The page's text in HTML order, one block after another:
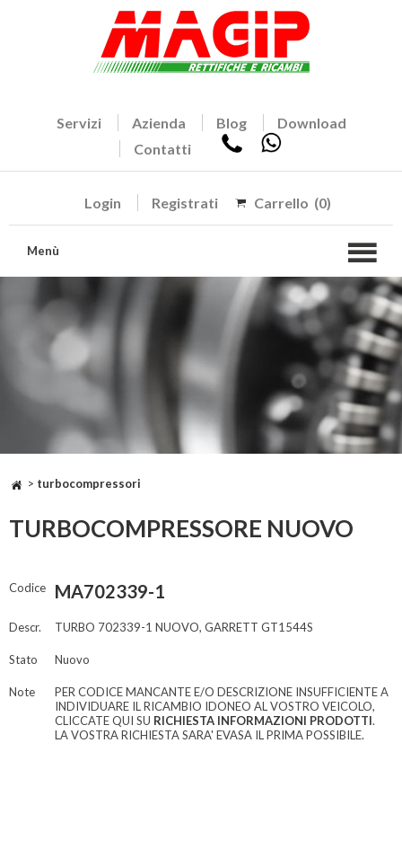
Servizi Azienda Blog
Download
Contatti
Login Registrati Carrello (0)
Menù
> turbocompressori
TURBOCOMPRESSORE NUOVO
Codice MA702339-1
Descr. TURBO 702339-1 NUOVO, GARRETT GT1544S
Stato Nuovo
Note
PER CODICE MANCANTE E/O DESCRIZIONE INSUFFICIENTE A
INDIVIDUARE IL RICAMBIO IDONEO AL VOSTRO VEICOLO,
CLICCATE QUI SU RICHIESTA INFORMAZIONI PRODOTTI.
LA VOSTRA RICHIESTA SARA' EVASA IL PRIMA POSSIBILE.